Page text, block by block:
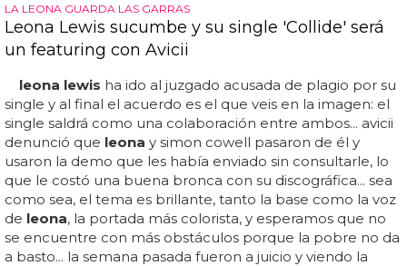
LA LEONA GUARDA LAS GARRAS
Leona Lewis sucumbe y su single 'Collide' será
un featuring con Avicii
leona lewis ha ido al juzgado acusada de plagio por su
single y al final el acuerdo es el que veis en la imagen: el
single saldrá como una colaboración entre ambos... avicii
denunció que leona y simon cowell pasaron de él y
usaron la demo que les había enviado sin consultarle, lo
que le costó una buena bronca con su discográfica... sea
como sea, el tema es brillante, tanto la base como la voz
de leona, la portada más colorista, y esperamos que no
se encuentre con más obstáculos porque la pobre no da
a basto... la semana pasada fueron a juicio y viendo la